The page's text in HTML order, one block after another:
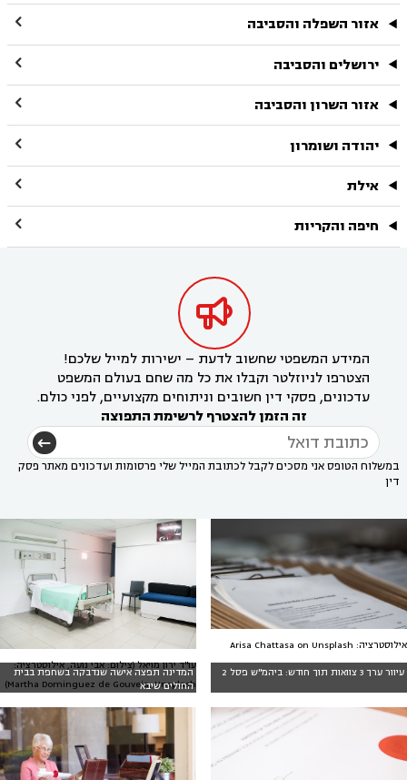
אזור השפלה והסביבה 
ירושלים והסביבה 
אזור השרון והסביבה 
יהודה ושומרון 
אילת 
חיפה והקריות 

המידע המשפטי שחשוב לדעת – ישירות למייל שלכם!
הצטרפו לניוזלטר וקבלו את כל מה שחם בעולם המשפט
עדכונים, פסקי דין חשובים וניתוחים מקצועיים, לפני כולם.
זה הזמן להצטרף לרשימת התפוצה
במשלוח הטופס אני מסכים לקבל לכתובת המייל שלי פרסומות ועדכונים מאתר פסק
דין
עיוור ערך 3 צוואות תוך חודש: ביהמ"ש פסל 2
אילוסטרציה: Arisa Chattasa on Unsplash
המדינה תפצה אישה שנדבקה בשחפת בבית
החולים שיבא
עו"ד ירון מויאל (צילום: אבי נועה, אילוסטרציה:
Martha Dominguez de Gouveia, Unsplash)